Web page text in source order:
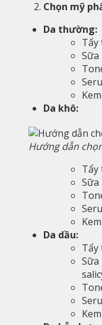
Chọn mỹ
Da thường:
Tẩy
Da khô:
Hướng dẫn
Tẩy
Sữa
Da dầu:
Tẩy
Sữa